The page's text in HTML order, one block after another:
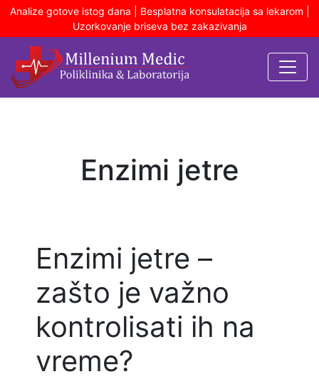
Analize gotove istog dana | Besplatna konsulatacija sa lekarom |
Uzorkovanje briseva bez zakazivanja
Enzimi jetre
Enzimi jetre –
zašto je važno
kontrolisati ih na
vreme?